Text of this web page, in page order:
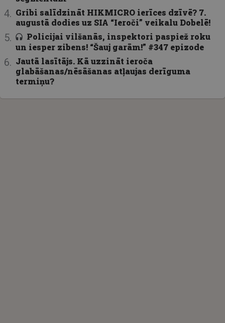
Gribi salīdzināt HIKMICRO ierīces dzīvē? 7.
augustā dodies uz SIA “Ieroči” veikalu Dobelē!
Policijai vilšanās, inspektori paspiež roku
un iesper zibens! “Šauj garām!” #347 epizode
Jautā lasītājs. Kā uzzināt ieroča
glabāšanas/nēsāšanas atļaujas derīguma
termiņu?